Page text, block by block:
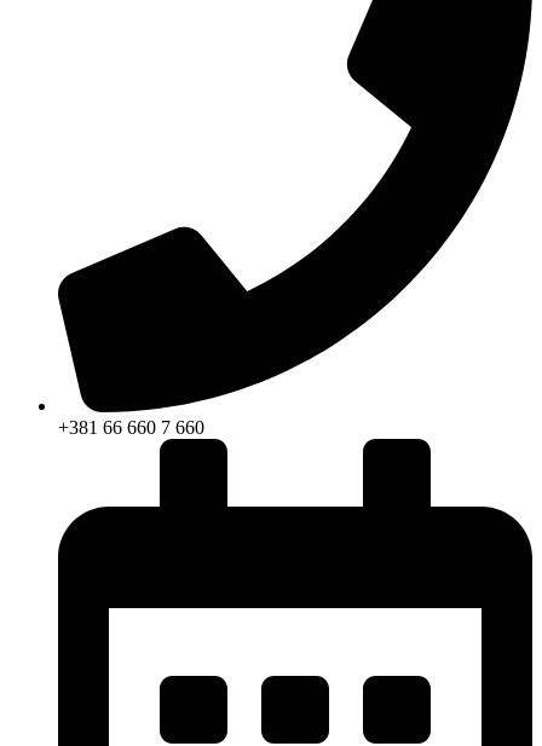
+381 66 660 7 660